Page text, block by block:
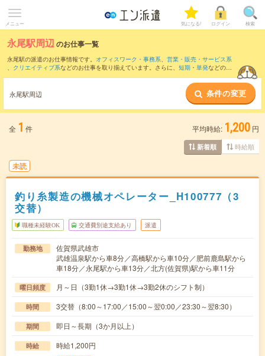
メニュー 気になる! ログイン 検索
永尾駅周辺のお仕事一覧
永尾駅の派遣のお仕事情報です。 オフィスワーク・事務系、 営業・販売・サービス系
、 クリエイティブ系などのお仕事を取り揃えています。さらに、 短期 ・ 単発などの期
また、大町(佐賀県)駅 高橋駅など近隣駅の
お仕事もご確認いただけます。
永尾駅周辺 条件の変更
全 1 件 平均時給: 1,200 円
新着順 時給順
未読
釣り糸製造の機械オペレーター_H100777（3
交替）
職種未経験OK 交通費別途支給あり 派遣
勤務地
佐賀県武雄市
武雄温泉駅から車8分／高橋駅から車10分／肥前鹿島駅から
車18分／永尾駅から車13分／北方(佐賀県)駅から車11分
曜日頻度 月～日（3勤1休→3勤1休→3勤2休のシフト制）
時間 3交替（8:00～17:00／15:00～翌0:00／23:30～翌8:30）
期間 即日～長期（3か月以上）
時給 時給1,200円